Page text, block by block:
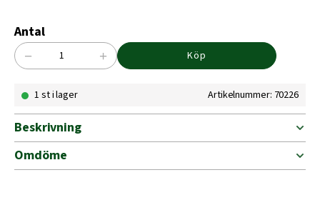
Antal
Oxy
3kg
− + Köp
1 st i lager Artikelnummer: 70226
Beskrivning
Omdöme